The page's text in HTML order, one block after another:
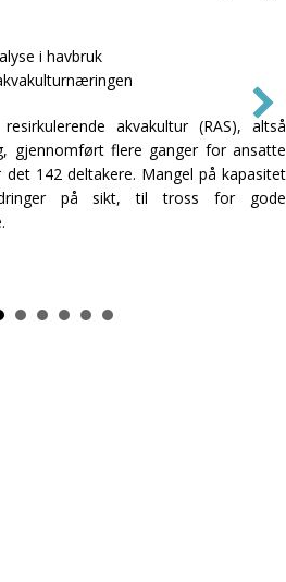
inn i havbruksbransjen. Det har
til totalt 15 kandidater (10 ved NTNU
i havbruksbedrifter, og ca. 5 pågående
informasjonsmøter om
fra starten av prosjektet og frem til